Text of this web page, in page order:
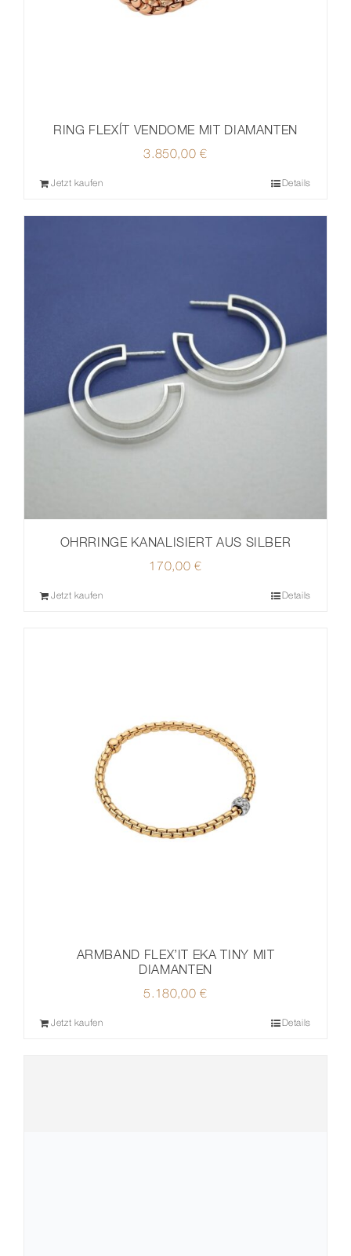
RING FLEXÍT VENDOME MIT DIAMANTEN
3.850,00€
Jetzt kaufen Details
OHRRINGE KANALISIERT AUS SILBER
170,00 €
Jetzt kaufen Details
ARMBAND FLEX’IT EKA TINY MIT
DIAMANTEN
5.180,00€
Jetzt kaufen Details